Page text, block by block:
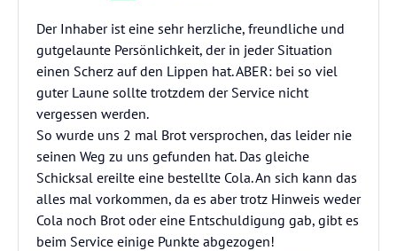
Der Inhaber ist eine sehr herzliche, freundliche und
gutgelaunte Persönlichkeit, der in jeder Situation
einen Scherz auf den Lippen hat. ABER: bei so viel
guter Laune sollte trotzdem der Service nicht
vergessen werden.
So wurde uns 2 mal Brot versprochen, das leider nie
seinen Weg zu uns gefunden hat. Das gleiche
Schicksal ereilte eine bestellte Cola. An sich kann das
alles mal vorkommen, da es aber trotz Hinweis weder
Cola noch Brot oder eine Entschuldigung gab, gibt es
beim Service einige Punkte abgezogen!